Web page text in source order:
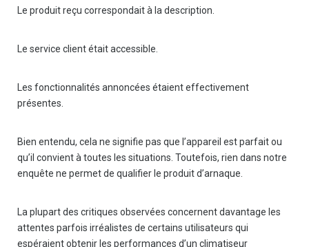
Le produit reçu correspondait à la description.
Le service client était accessible.
Les fonctionnalités annoncées étaient effectivement
présentes.
Bien entendu, cela ne signifie pas que l’appareil est parfait ou
qu’il convient à toutes les situations. Toutefois, rien dans notre
enquête ne permet de qualifier le produit d’arnaque.
La plupart des critiques observées concernent davantage les
attentes parfois irréalistes de certains utilisateurs qui
espéraient obtenir les performances d’un climatiseur